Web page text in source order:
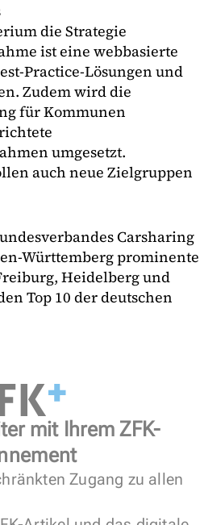
die Strategie
ist eine webbasierte
Practice-Lösungen und
Zudem wird die
für Kommunen
umgesetzt.
auch neue Zielgruppen
Carsharing
Württemberg prominente
Heidelberg und
Top 10 der deutschen
mit Ihrem ZFK-
Zugang zu allen